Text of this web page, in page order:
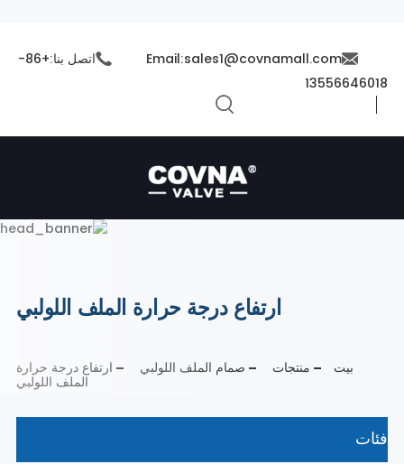
Email:sales1@covnamall.com
اتصل بنا:+86-
13556646018
ارتفاع درجة حرارة الملف اللولبي
بيت منتجات صمام الملف اللولبي
ارتفاع درجة حرارة
الملف اللولبي
فئات